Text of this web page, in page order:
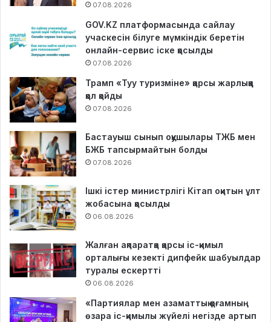
07.08.2026
GOV.KZ платформасында сайлау
учаскесін білуге мүмкіндік беретін
онлайн-сервис іске қосылды
07.08.2026
Трамп «Туу туризміне» қарсы жарлыққа
қол қойды
07.08.2026
Бастауыш сынып оқушылары ТЖБ мен
БЖБ тапсырмайтын болды
07.08.2026
Ішкі істер министрлігі Кітап оқитын ұлт
жобасына қосылды
06.08.2026
Жалған ақпаратқа қарсы іс-қимыл
орталығы кезекті дипфейк шабуылдар
туралы ескертті
06.08.2026
«Партиялар мен азаматтық қоғамның
өзара іс-қимылы жүйелі негізде артып